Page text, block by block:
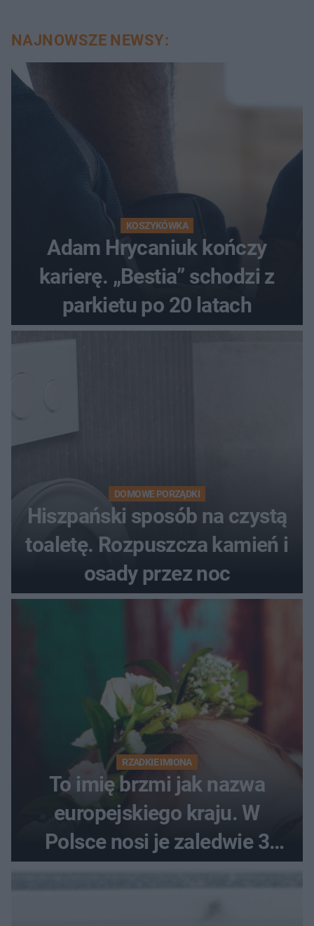
NAJNOWSZE NEWSY:
KOSZYKÓWKA
Adam Hrycaniuk kończy
karierę. „Bestia” schodzi z
parkietu po 20 latach
DOMOWE PORZĄDKI
Hiszpański sposób na czystą
toaletę. Rozpuszcza kamień i
osady przez noc
RZADKIE IMIONA
To imię brzmi jak nazwa
europejskiego kraju. W
Polsce nosi je zaledwie 3
kobiety